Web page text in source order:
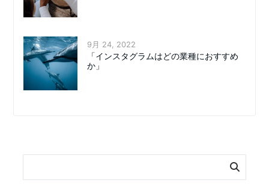
9月 24, 2022
「インスタグラムはどの業種におすすめ
か」